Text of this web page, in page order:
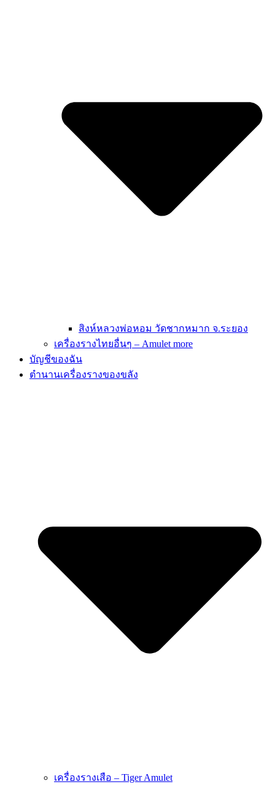
สิงห์หลวงพ่อหอม วัดชากหมาก จ.ระยอง
เครื่องรางไทยอื่นๆ – Amulet more
บัญชีของฉัน
ตำนานเครื่องรางของขลัง
เครื่องรางเสือ – Tiger Amulet